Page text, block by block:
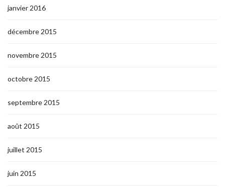
janvier 2016
décembre 2015
novembre 2015
octobre 2015
septembre 2015
août 2015
juillet 2015
juin 2015